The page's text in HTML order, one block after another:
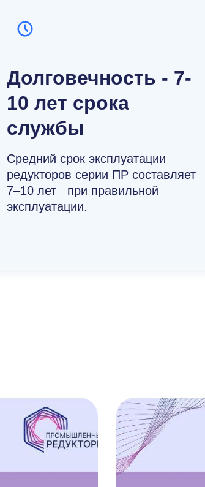
Долговечность - 7-
10 лет срока
службы
Средний срок эксплуатации
редукторов серии ПР составляет
7–10 лет при правильной
эксплуатации.